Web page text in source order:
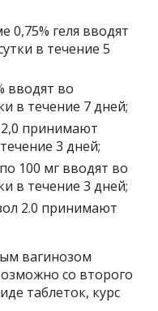
0,75% геля вводят
в течение 5
вводят во
в течение 7 дней;
принимают
3 дней;
100 мг вводят во
в течение 3 дней;
2.0 принимают
вагинозом
со второго
таблеток, курс